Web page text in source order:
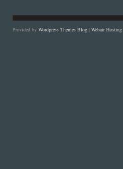
Provided by Wordpress Themes Blog | Webair Hosting